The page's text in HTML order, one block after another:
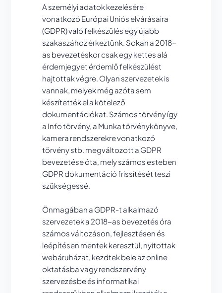
A személyi adatok kezelésére
vonatkozó Európai Uniós elvárásaira
(GDPR) való felkészülés egy újabb
szakaszához érkeztünk. Sokan a 2018-
as bevezetéskor csak egy kettes alá
érdemjegyet érdemlő felkészülést
hajtottak végre. Olyan szervezetek is
vannak, melyek még azóta sem
készítették el a kötelező
dokumentációkat. Számos törvény így
a Info törvény, a Munka törvénykönyve,
kamera rendszerekre vonatkozó
törvény stb. megváltozott a GDPR
bevezetése óta, mely számos esteben
GDPR dokumentáció frissítését teszi
szükségessé.
Önmagában a GDPR-t alkalmazó
szervezetek a 2018-as bevezetés óra
számos változáson, fejlesztésen és
leépítésen mentek keresztül, nyitottak
webáruházat, kezdtek bele az online
oktatásba vagy rendszervény
szervezésbe és informatikai